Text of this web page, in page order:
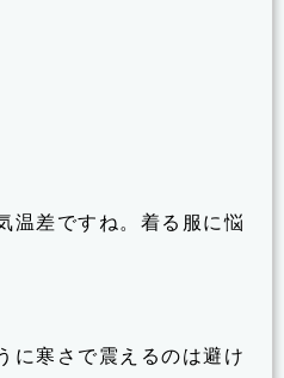
温差ですね。着る服に悩
に寒さで震えるのは避け